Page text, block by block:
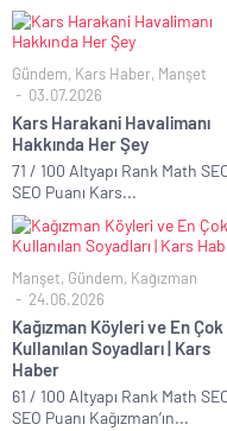
Gündem, Kars Haber, Manşet
03.07.2026
Kars Harakani Havalimanı
Hakkında Her Şey
71 / 100 Altyapı Rank Math
SEO Puanı Kars...
Manşet, Gündem, Kağızman
24.06.2026
Kağızman Köyleri ve En Çok
Kullanılan Soyadları | Kars
Haber
61 / 100 Altyapı Rank Math
SEO Puanı Kağızman’ın...